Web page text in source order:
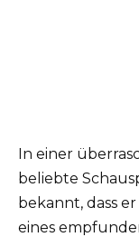
In einer
beliebte
bekannt, dass
eines